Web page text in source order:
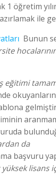
1 öğretim
ile
Bunun
eğitimi
da
başvuru
yüksek